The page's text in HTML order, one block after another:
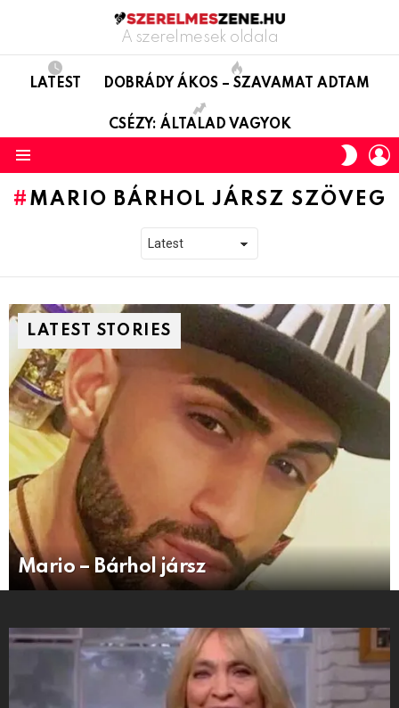
A szerelmesek oldala
LATEST DOBRÁDY ÁKOS – SZAVAMAT ADTAM
CSÉZY: ÁLTALAD VAGYOK
SKIN
MARIO BÁRHOL JÁRSZ SZÖVEG
LATEST STORIES
Mario – Bárhol jársz